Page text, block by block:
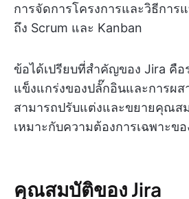
การจัดการโครงการและวิธีการ
ถึง Scrum และ Kanban
ข้อได้เปรียบที่สำคัญของ Jira คือ
แข็งแกร่งของปลั๊กอินและการผ
สามารถปรับแต่งและขยายคุณส
เหมาะกับความต้องการเฉพาะข
คุณสมบัติของ Jira